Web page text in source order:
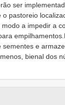
ser
pastoreio
a impedir a
e
bienal dos